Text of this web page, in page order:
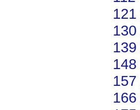
121
130
139
148
157
166